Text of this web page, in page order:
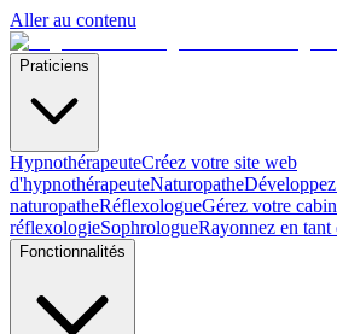
Aller au contenu
Praticiens
HypnothérapeuteCréez votre site web
d'hypnothérapeuteNaturopathe
naturopatheRéflexologueGérez votre
réflexologieSophrologueRayonnez en
Fonctionnalités